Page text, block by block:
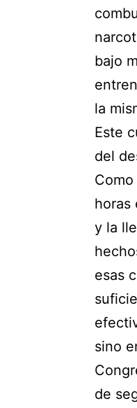
bajo
la
Este
del
horas
y la
esas
sino
de